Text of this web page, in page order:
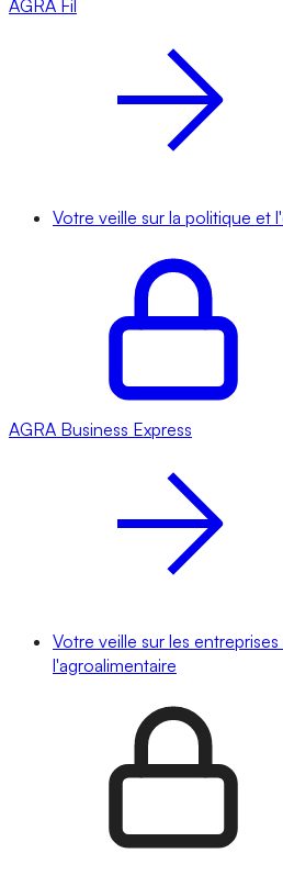
AGRA Fil
Votre veille sur la politique et
AGRA Business Express
Votre veille sur les
l'agroalimentaire